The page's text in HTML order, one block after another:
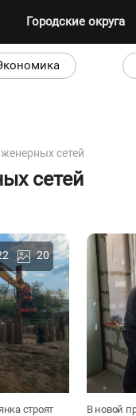
Городские округа
сетей
сетей
20
строят
В новой